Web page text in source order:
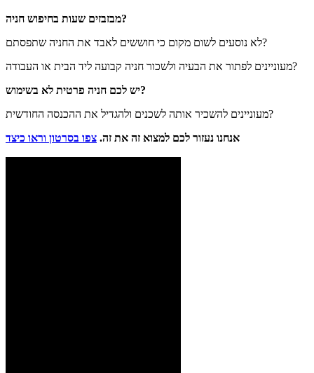
מבזבזים שעות בחיפוש חניה?
לא נוסעים לשום מקום כי חוששים לאבד את החניה שתפסתם?
מעוניינים לפתור את הבעיה ולשכור חניה קבועה ליד הבית או העבודה?
יש לכם חניה פרטית לא בשימוש?
מעוניינים להשכיר אותה לשכנים ולהגדיל את ההכנסה החודשית?
אנחנו נעזור לכם למצוא זה את זה. צפו בסרטון וראו כיצד